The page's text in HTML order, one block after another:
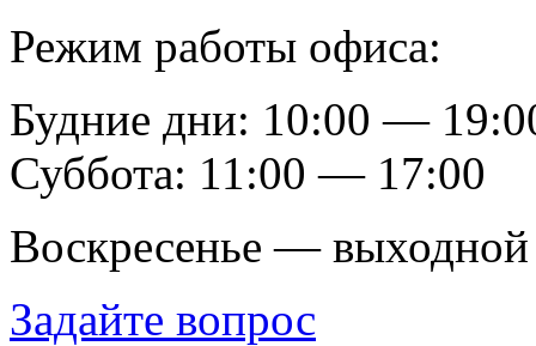
Режим работы офиса:
Будние дни: 10:00 —
Суббота: 11:00 — 17:00
Воскресенье — выходной
Задайте вопрос